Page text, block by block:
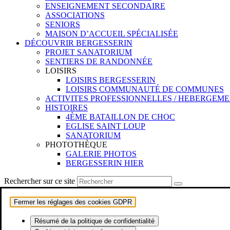
ENSEIGNEMENT SECONDAIRE
ASSOCIATIONS
SENIORS
MAISON D’ACCUEIL SPÉCIALISÉE
DÉCOUVRIR BERGESSERIN
PROJET SANATORIUM
SENTIERS DE RANDONNÉE
LOISIRS
LOISIRS BERGESSERIN
LOISIRS COMMUNAUTÉ DE COMMUNES
ACTIVITES PROFESSIONNELLES /
HISTOIRES
4ÈME BATAILLON DE CHOC
EGLISE SAINT LOUP
SANATORIUM
PHOTOTHÈQUE
GALERIE PHOTOS
BERGESSERIN HIER
Rechercher sur ce site
Fermer les réglages des cookies GDPR
Résumé de la politique de confidentialité